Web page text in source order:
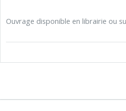
Ouvrage disponible en librairie ou